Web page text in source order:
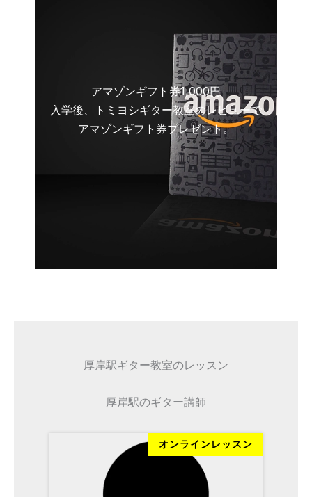
アマゾンギフト券1,000円
入学後、トミヨシギター教室のレビューで
アマゾンギフト券プレゼント。
厚岸駅ギター教室のレッスン
厚岸駅のギター講師
オンラインレッスン